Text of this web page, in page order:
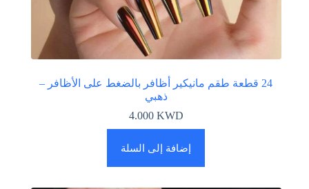
24 قطعة طقم مانيكير أظافر بالضغط على الأظافر –
ذهبي
4.000 KWD
إضافة إلى السلة